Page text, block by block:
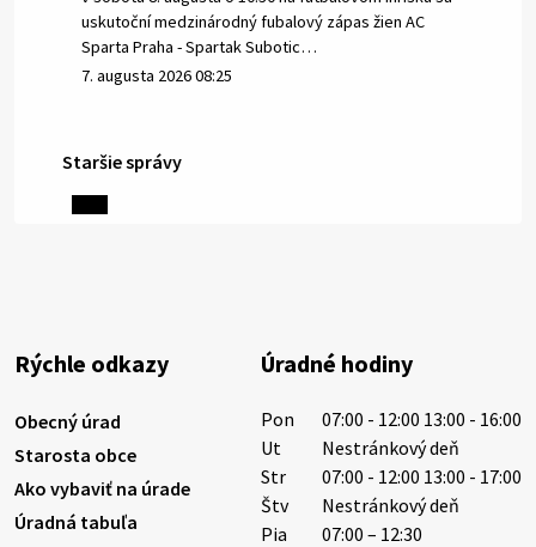
uskutoční medzinárodný fubalový zápas žien AC
Sparta Praha - Spartak Subotic…
7. augusta 2026 08:25
6. augusta 2026 08:13
výdatnosti vodárenských zdrojov.
Západoslovenská vodárenská spoločnosť preto
6. augusta 2026 08:12
5. augusta 2026 13:10
Staršie správy
Rýchle odkazy
Obecný úrad
Starosta obce
Ako vybaviť na úrade
Úradná tabuľa
Úradné hodiny
Pon
07:00 - 12:00 13:00 - 16:00
Ut
Nestránkový deň
Str
07:00 - 12:00 13:00 - 17:00
Štv
Nestránkový deň
Pia
07:00 – 12:30